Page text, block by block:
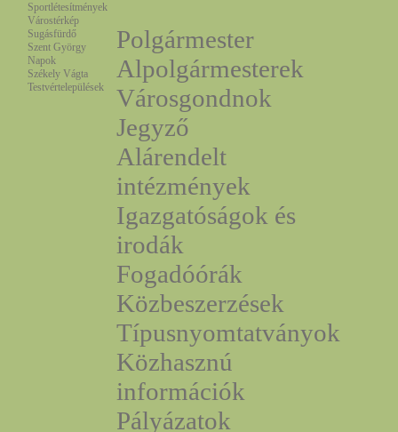
Sportlétesítmények
Várostérkép
Sugásfürdő
Szent György
Napok
Székely Vágta
Testvértelepülések
Polgármester
Alpolgármesterek
Városgondnok
Jegyző
Alárendelt
intézmények
Igazgatóságok és
irodák
Fogadóórák
Közbeszerzések
Típusnyomtatványok
Közhasznú
információk
Pályázatok